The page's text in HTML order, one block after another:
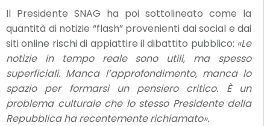
Il Presidente SNAG ha poi sottolineato come la
quantità di notizie “flash” provenienti dai social e dai
siti online rischi di appiattire il dibattito pubblico: «Le
notizie in tempo reale sono utili, ma spesso
superficiali. Manca l’approfondimento, manca lo
spazio per formarsi un pensiero critico. È un
problema culturale che lo stesso Presidente della
Repubblica ha recentemente richiamato».